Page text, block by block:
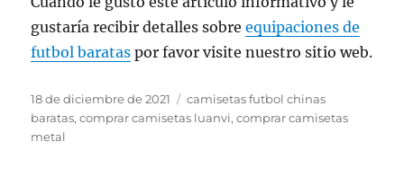
gustaría recibir detalles sobreequipaciones de
futbol baratas por favor visite nuestro sitio web.
Publicado
el
18 de diciembre de 2021 Etiquetas
camisetas futbol chinas
baratas,comprar camisetas luanvi,comprar camisetas
metal